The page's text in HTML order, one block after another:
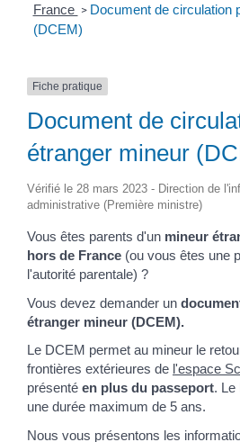
France > Document de circulation
(DCEM)
Fiche pratique
Document de
étranger mineur
Vérifié le 28 mars 2023 - Direction de
administrative (Première ministre)
Vous êtes parents d'un mineur
hors de France (ou vous êtes une
l'autorité parentale) ?
Vous devez demander un
étranger mineur (DCEM).
Le DCEM permet au mineur le
frontières extérieures de l'espace
présenté en plus du passeport. Le
une durée maximum de 5 ans.
Nous vous présentons les